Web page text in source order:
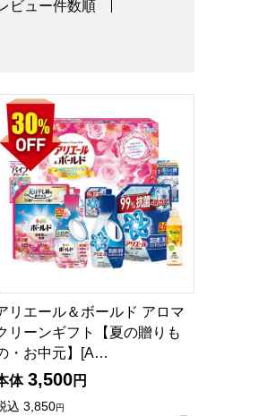
ビュー件数順
もの・お中元】[SDD-50AV]
アリエール＆ボールド アロマクリーン
リエール＆ボールド アロマ
リーンギフト【夏の贈りも
・お中元】[A…
体 3,500円
込 3,850円